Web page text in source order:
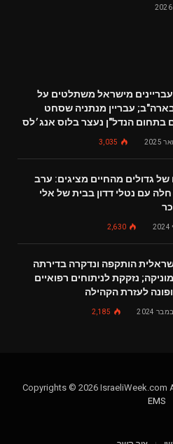
מישראל משתלטים על
עבריין מנתניה שסחט
בתחום הנדל"ן נעצר בלוס אנג׳לס
3,035
גדולים מהחיים מציגים: ערב
עם נטלי דדון בבית של אלי
2,630
הותקפה ונדקרה בדירתה
נזקקת לניתוחים רפואיים
לעזרת הקהילה
2,185
Copyrights © 2026 IsraeliWeek.com
EMS